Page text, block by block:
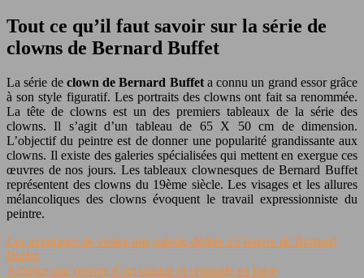
Tout ce qu’il faut savoir sur la série de
clowns de Bernard Buffet
La série de clown de Bernard Buffeta connu un grand essor grâce
à son style figuratif. Les portraits des clowns ont fait sa renommée.
La tête de clowns est un des premiers tableaux de la série des
clowns. Il s’agit d’un tableau de 65 X 50 cm de dimension.
L’objectif du peintre est de donner une popularité grandissante aux
clowns. Il existe des galeries spécialisées qui mettent en exergue ces
œuvres de nos jours. Les tableaux clownesques de Bernard Buffet
représentent des clowns du 19ème siècle. Les visages et les allures
mélancoliques des clowns évoquent le travail expressionniste du
peintre.
Les avantages de visiter une galerie dédiée à l’œuvre de Bernard
Buffet
Achetez une oeuvre d’art unique et originale en ligne